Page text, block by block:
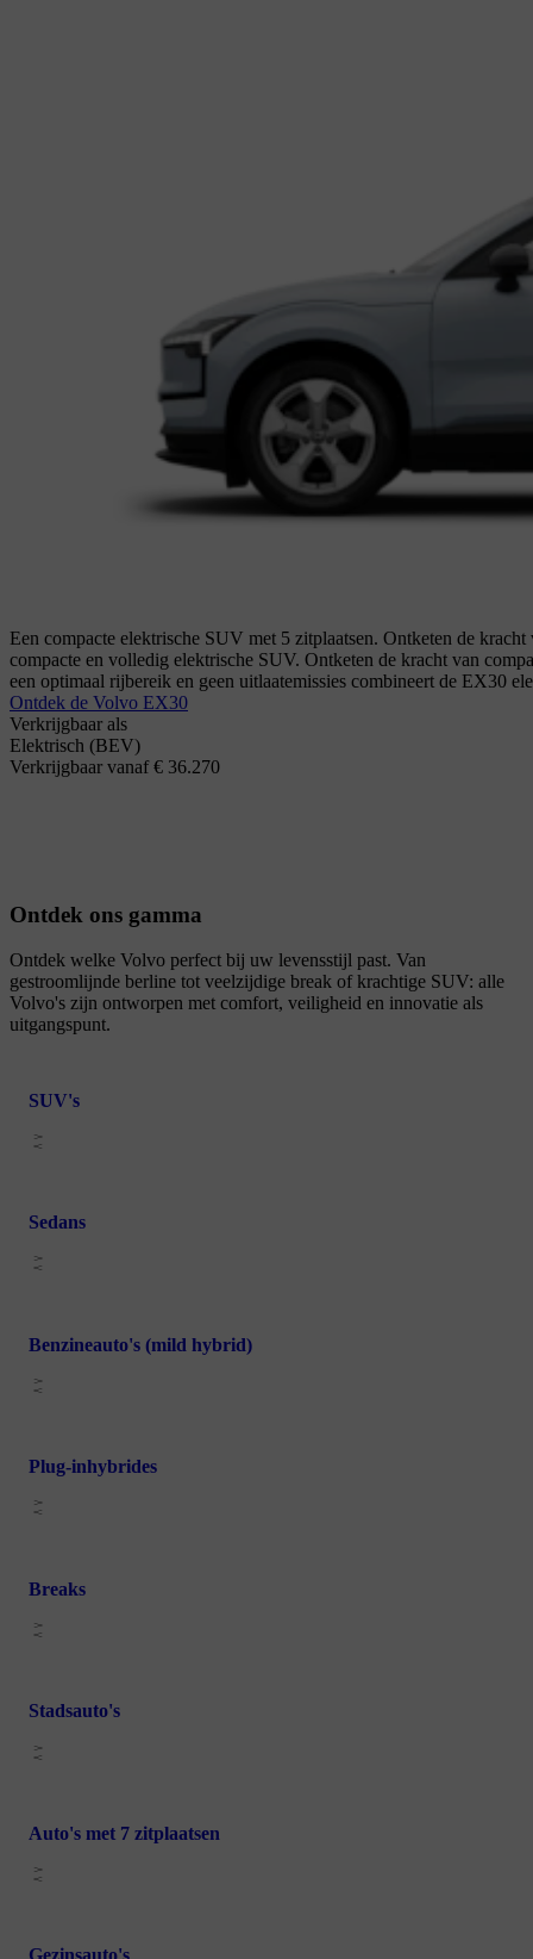
Een compacte elektrische SUV met 5 zitplaatsen. Ontketen de
compacte en volledig elektrische SUV. Ontketen de kracht van
een optimaal rijbereik en geen uitlaatemissies combineert de EX30
Ontdek de Volvo EX30
Verkrijgbaar als
Elektrisch (BEV)
Verkrijgbaar vanaf € 36.270
Ontdek ons gamma
Ontdek welke Volvo perfect bij uw levensstijl past. Van
gestroomlijnde berline tot veelzijdige break of krachtige SUV: alle
Volvo's zijn ontworpen met comfort, veiligheid en innovatie als
uitgangspunt.
SUV's
Sedans
Benzineauto's (mild hybrid)
Plug-inhybrides
Breaks
Stadsauto's
Auto's met 7 zitplaatsen